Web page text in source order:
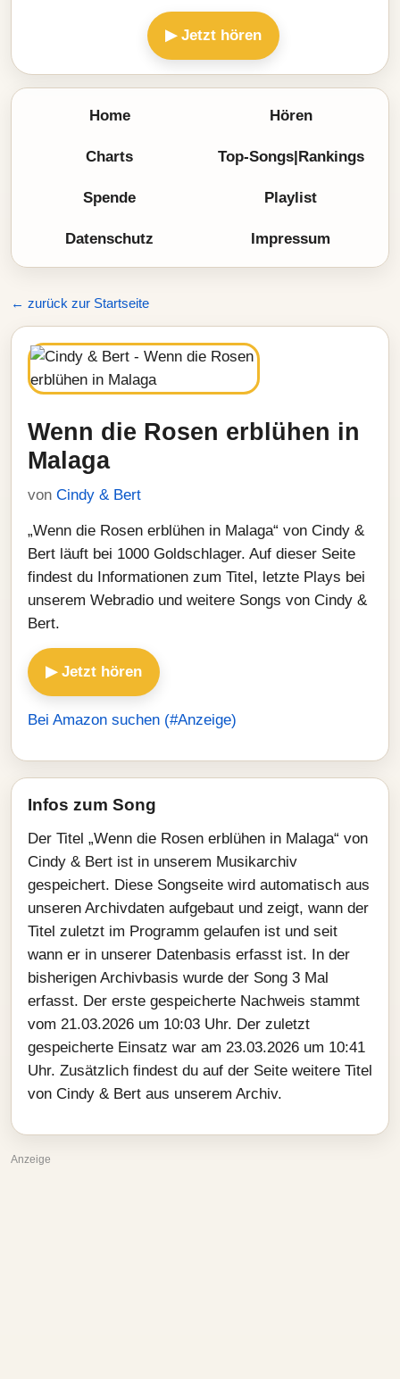
▶ Jetzt hören
Home Hören
Charts Top-Songs|Rankings
Spende Playlist
Datenschutz Impressum
← zurück zur Startseite
Wenn die Rosen erblühen in
Malaga
von Cindy & Bert
„Wenn die Rosen erblühen in Malaga“ von Cindy &
Bert läuft bei 1000 Goldschlager. Auf dieser Seite
findest du Informationen zum Titel, letzte Plays bei
unserem Webradio und weitere Songs von Cindy &
Bert.
▶ Jetzt hören
Bei Amazon suchen (#Anzeige)
Infos zum Song
Der Titel „Wenn die Rosen erblühen in Malaga“ von
Cindy & Bert ist in unserem Musikarchiv
gespeichert. Diese Songseite wird automatisch aus
unseren Archivdaten aufgebaut und zeigt, wann der
Titel zuletzt im Programm gelaufen ist und seit
wann er in unserer Datenbasis erfasst ist. In der
bisherigen Archivbasis wurde der Song 3 Mal
erfasst. Der erste gespeicherte Nachweis stammt
vom 21.03.2026 um 10:03 Uhr. Der zuletzt
gespeicherte Einsatz war am 23.03.2026 um 10:41
Uhr. Zusätzlich findest du auf der Seite weitere Titel
von Cindy & Bert aus unserem Archiv.
Anzeige